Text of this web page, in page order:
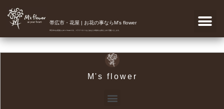
帯広市・花屋 | お花の事ならM's flower
帯広市のお花屋さんM's flowerです。フラワーギフトなどあなたの気持ちを真心こめて宅配いたします。
M's flower